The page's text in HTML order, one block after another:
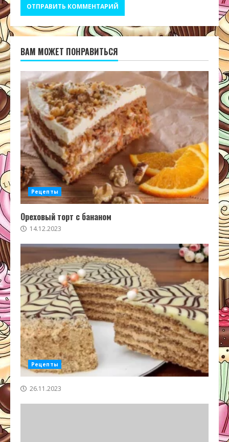
ВАМ МОЖЕТ ПОНРАВИТЬСЯ
Рецепты
Ореховый торт с бананом
14.12.2023
Рецепты
26.11.2023